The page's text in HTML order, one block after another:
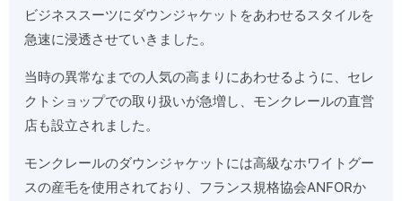
ビジネススーツにダウンジャケットをあわせるスタイルを
急速に浸透させていきました。
当時の異常なまでの人気の高まりにあわせるように、セレ
クトショップでの取り扱いが急増し、モンクレールの直営
店も設立されました。
モンクレールのダウンジャケットには高級なホワイトグー
スの産毛を使用されており、フランス規格協会ANFORか